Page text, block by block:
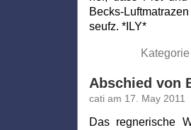
Becks-
seufz. *ILY*
Kategorie
Abschied von
cati am 17. May 2011
Das regnerische